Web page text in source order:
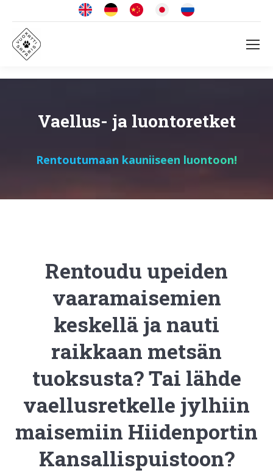
Vaellus- ja luontoretket
Rentoutumaan kauniiseen luontoon!
Rentoudu upeiden
vaaramaisemien
keskellä ja nauti
raikkaan metsän
tuoksusta? Tai lähde
vaellusretkelle jylhiin
maisemiin Hiidenportin
Kansallispuistoon?